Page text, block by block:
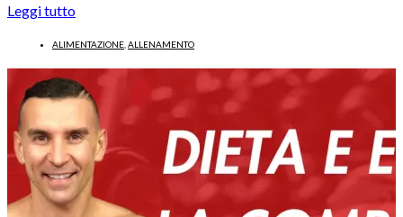
Leggi tutto
ALIMENTAZIONE ALLENAMENTO